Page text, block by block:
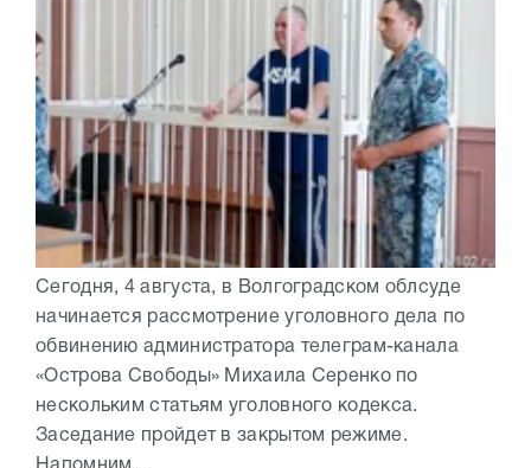
Сегодня, 4 августа, в Волгоградском облсуде
начинается рассмотрение уголовного дела по
обвинению администратора телеграм-канала
«Острова Свободы» Михаила Серенко по
нескольким статьям уголовного кодекса.
Заседание пройдет в закрытом режиме.